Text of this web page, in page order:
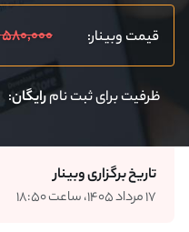
قیمت وبینار: ۵۸۰,۰۰۰ تومان
ظرفیت برای ثبت نامرایگان:
تاریخ برگزاری وبینار
۱۷ مرداد ۱۴۰۵، ساعت ۱۸:۵۰